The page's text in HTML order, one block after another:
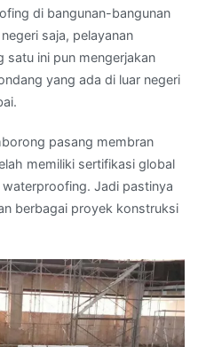
di bangunan-bangunan
saja, pelayanan
ini pun mengerjakan
yang ada di luar negeri
pasang membran
memiliki sertifikasi global
Jadi pastinya
berbagai proyek konstruksi